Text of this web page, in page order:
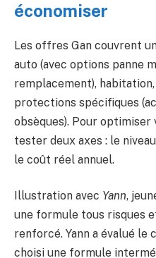
économiser
Les offres Gan couvrent
auto (avec options panne
remplacement),
protections spécifiques
obsèques). Pour
tester deux axes : le
le coût réel annuel.
Illustration avec Yann,
une formule tous risques
renforcé. Yann a évalué le
choisi une formule